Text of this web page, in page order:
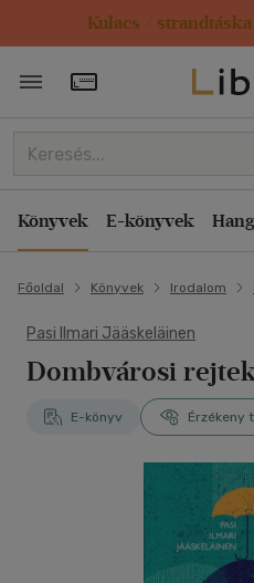
Kulacs /
Törzsvásárlói Kártya
Könyvek E-könyvek
Főoldal Könyvek Irodalom
Pasi Ilmari Jääskeläinen
Dombvárosi
E-könyv Érzékeny